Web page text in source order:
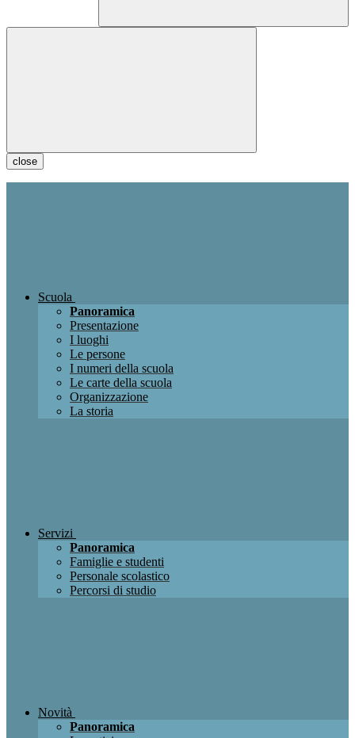
close
Scuola
Panoramica
Presentazione
I luoghi
Le persone
I numeri della scuola
Le carte della scuola
Organizzazione
La storia
Servizi
Panoramica
Famiglie e studenti
Personale scolastico
Percorsi di studio
Novità
Panoramica